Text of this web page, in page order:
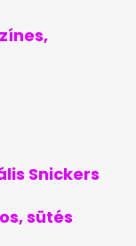
Snickers
sütés